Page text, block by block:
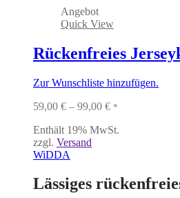
Angebot
Quick View
Rückenfreies
Zur Wunschliste hinzufügen.
59,00 € – 99,00 €Preisspanne:
bis
*
Enthält 19% MwSt.
zzgl. Versand
WiDDA
Lässiges